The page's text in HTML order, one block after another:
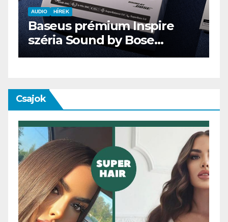
AUDIO IT MŰSZAKI
ENDORFY VIRO Plus USB
Csajok